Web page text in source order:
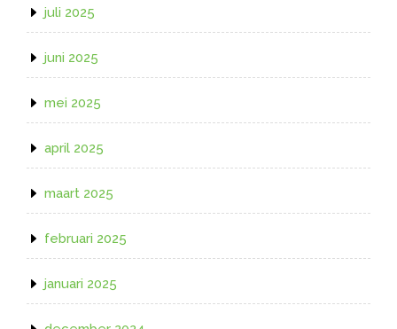
juli 2025
juni 2025
mei 2025
april 2025
maart 2025
februari 2025
januari 2025